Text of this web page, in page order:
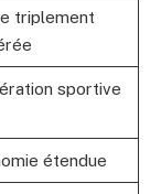
triplement
sportive
étendue